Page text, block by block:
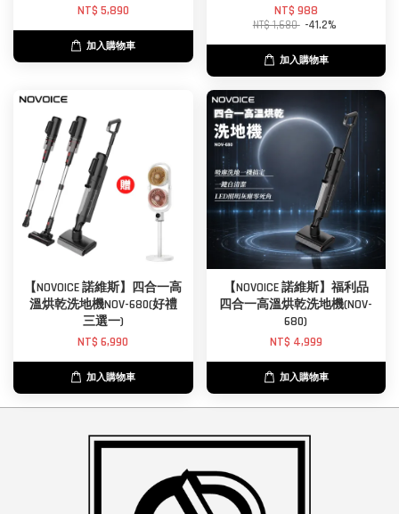
NT$ 5,890
加入購物車
NT$ 988
NT$ 1,680 -41.2%
加入購物車
【NOVOICE 諾維斯】四合一高
溫烘乾洗地機NOV-680(好禮
三選一)
NT$ 6,990
加入購物車
【NOVOICE 諾維斯】福利品
四合一高溫烘乾洗地機(NOV-
680)
NT$ 4,999
加入購物車